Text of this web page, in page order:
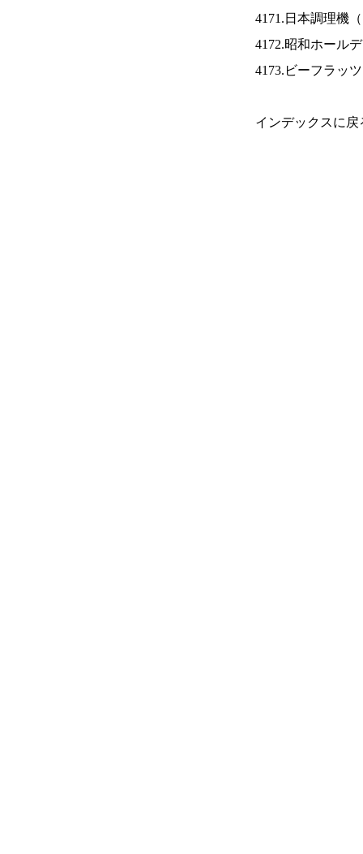
4171.日本調理機（
4172.昭和ホール
4173.ビーフラッ
インデックスに戻